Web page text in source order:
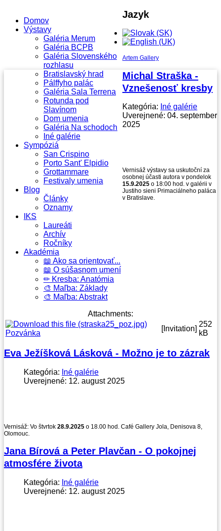
Domov
Výstavy
Galéria Merum
Galéria BCPB
Galéria Slovenského
rozhlasu
Bratislavský hrad
Pálffyho palác
Galéria Sala Terrena
Rotunda pod
Slavínom
Dom umenia
Galéria Na schodoch
Iné galérie
Sympóziá
San Crispino
Porto Sant' Elpidio
Grottammare
Festivaly umenia
Blog
Články
Oznamy
IKS
Laureáti
Archív
Ročníky
Akadémia
📖 Ako sa orientovať...
📖 O súšasnom umení
✏ Kresba: Anatómia
🎨 Maľba: Základy
🎨 Maľba: Abstrakt
Jazyk
Artem Gallery
Michal Straška -
Vznešenosť kresby
Kategória: Iné galérie
Uverejnené: 04. september
2025
Vernisáž výstavy sa uskutoční za
osobnej účasti autora v pondelok
15.9.2025 o 18:00 hod. v galérii v
Justiho sieni Primaciálneho paláca
v Bratislave.
Attachments:
Pozvánka
[Invitation]
252
kB
Eva Ježíšková Lásková - Možno je to zázrak
Kategória: Iné galérie
Uverejnené: 12. august 2025
Vernisáž: Vo štvrtok 28.9.2025 o 18.00 hod. Café Gallery Jola, Denisova 8,
Olomouc.
Jana Bírová a Peter Plavčan - O pokojnej
atmosfére života
Kategória: Iné galérie
Uverejnené: 12. august 2025